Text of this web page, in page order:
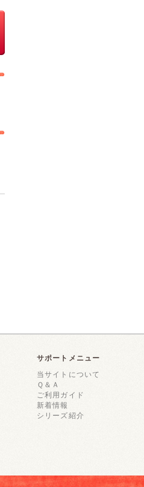
サポートメニュー
当サイトについて
Ｑ＆Ａ
ご利用ガイド
新着情報
シリーズ紹介